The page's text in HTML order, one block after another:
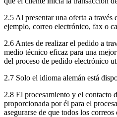
2.5 Al presentar una oferta a
ejemplo, correo electrónico, fax o
2.6 Antes de realizar el pedido a
medio técnico eficaz para una
del proceso de pedido electrónico
2.7 Solo el idioma alemán está
2.8 El procesamiento y el contacto
proporcionada por él para el
asegurarse de que todos los